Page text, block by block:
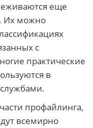
еще
Их можно
с
практические
в
профайлинга,
всемирно